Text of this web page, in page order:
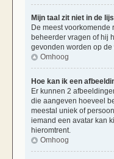
Mijn taal zit niet in de
De meest voorkomende
beheerder vragen of hij
gevonden worden op
Omhoog
Hoe kan ik een
Er kunnen 2
die aangeven hoeveel
meestal uniek of
iemand een avatar kan
hieromtrent.
Omhoog